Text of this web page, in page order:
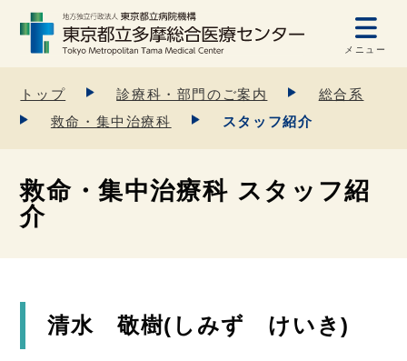
メニュー
トップ 診療科・部門のご案内
総合系
救命・集中治療科
スタッフ紹介
救命・集中治療科 スタッフ紹
介
清水 敬樹(しみず けいき)